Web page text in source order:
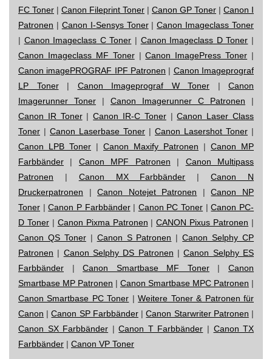
FC Toner | Canon Fileprint Toner | Canon GP Toner | Canon I
Patronen | Canon I-Sensys Toner|Canon Imageclass Toner
| Canon Imageclass C Toner | Canon Imageclass D Toner |
Canon Imageclass MF Toner|Canon ImagePress Toner |
Canon imagePROGRAF IPF Patronen | Canon Imageprograf
LP Toner| Canon Imageprograf W Toner | Canon
Imagerunner Toner | Canon Imagerunner C Patronen |
Canon IR Toner|Canon IR-C Toner|Canon Laser Class
Toner | Canon Laserbase Toner | Canon Lasershot Toner |
Canon LPB Toner | Canon Maxify Patronen | Canon MP
Farbbänder | Canon MPF Patronen | Canon Multipass
Patronen | Canon MX Farbbänder |Canon N
Druckerpatronen |Canon Notejet Patronen |Canon NP
Toner |Canon P Farbbänder| Canon PC Toner |Canon PC-
D Toner| Canon Pixma Patronen |CANON Pixus Patronen |
Canon QS Toner| Canon S Patronen |Canon Selphy CP
Patronen | Canon Selphy DS Patronen |Canon Selphy ES
Farbbänder |Canon Smartbase MF Toner|Canon
Smartbase MP Patronen | Canon Smartbase MPC Patronen |
Canon Smartbase PC Toner |Weitere Toner & Patronen für
Canon |Canon SP Farbbänder|Canon Starwriter Patronen |
Canon SX Farbbänder |Canon T Farbbänder | Canon TX
Farbbänder | Canon VP Toner